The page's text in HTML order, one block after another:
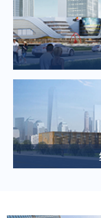
2025-03-20
【土地推介】重
2025-03-14
2025-03-12
大竹林站TOD